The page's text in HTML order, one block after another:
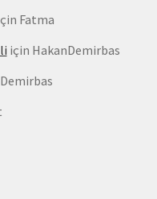
Fatma
için HakanDemirbas